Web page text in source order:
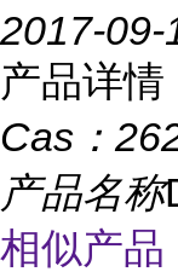
2017-09-
产品详情
Cas：
产品名称
相似产